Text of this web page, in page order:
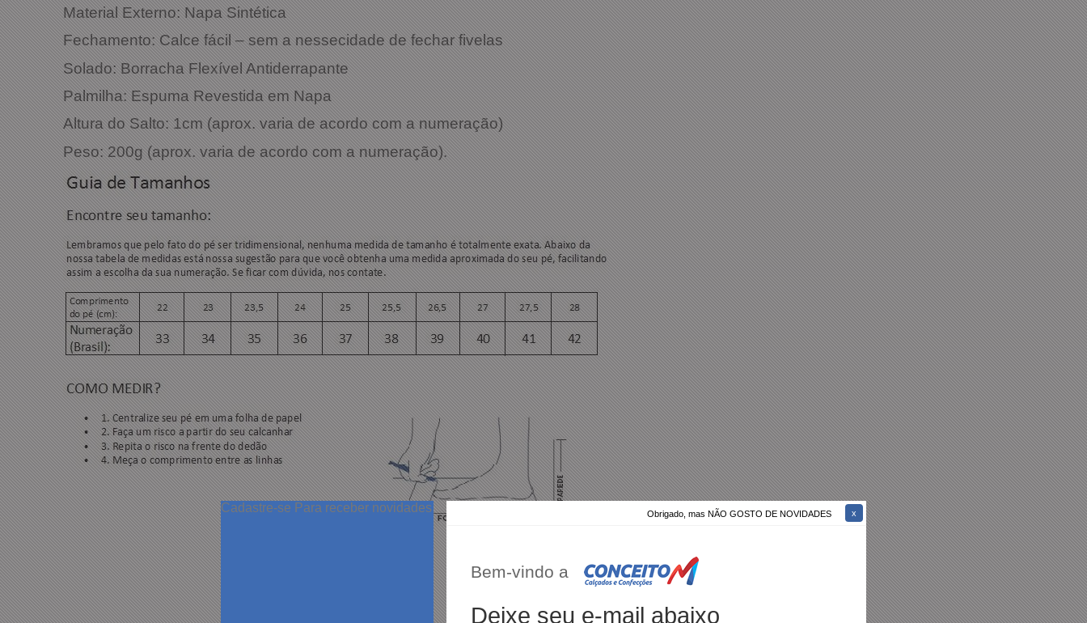
Obrigado, mas NÃO GOSTO DE NOVIDADES
Cadastre-se Para receber novidades
Bem-vindo a
Deixe seu e-mail abaixo
Material Externo: Napa Sintética
Fechamento: Calce fácil – sem a nessecidade de fechar fivelas
Solado: Borracha Flexível Antiderrapante
Palmilha: Espuma Revestida em Napa
Altura do Salto: 1cm (aprox. varia de acordo com a numeração)
Peso: 200g (aprox. varia de acordo com a numeração).